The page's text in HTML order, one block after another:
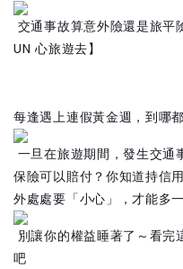
交通事故算意外險還是旅平
UN 心旅遊去】
每逢遇上連假黃金週，到哪
一旦在旅遊期間，發生交通
保險可以賠付？你知道持信
外處處要「小心」，才能多
別讓你的權益睡著了～看完
吧